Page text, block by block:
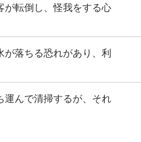
が転倒し、怪我をする心
が落ちる恐れがあり、利
運んで清掃するが、それ